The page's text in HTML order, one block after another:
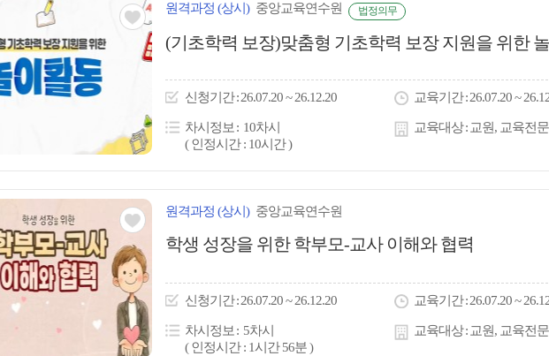
원격과정 (상시) 중앙교육연수원 법정의무
관심
콘
(기초학력 보장)맞춤형 기초학력 보장 지원을 위한
신청기간 26.07.20 ~ 26.12.20 교육기간 26.07.20 ~
차시정보
10차시
( 인정시간 : 10시간 )
교육대상 교원, 교육전
원격과정 (상시) 중앙교육연수원
관심
아
이
콘
학생 성장을 위한 학부모-교사 이해와 협력
신청기간 26.07.20 ~ 26.12.20 교육기간 26.07.20 ~
차시정보
5차시
( 인정시간 : 1시간 56분 )
교육대상 교원, 교육전